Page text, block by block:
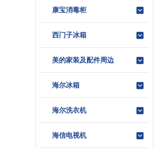
康宝消毒柜
西门子冰箱
美的家装及配件周边
海尔冰箱
海尔洗衣机
海信电视机